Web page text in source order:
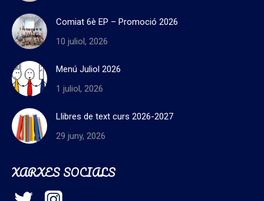
Comiat 6è EP – Promoció 2026
10 juliol, 2026
Menú Juliol 2026
1 juliol, 2026
Llibres de text curs 2026-2027
29 juny, 2026
XARXES SOCIALS